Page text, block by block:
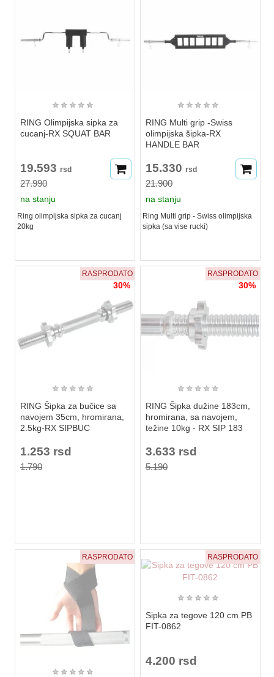
★ ★ ★ ★ ★
RING Olimpijska sipka za
cucanj-RX SQUAT BAR
19.593 rsd
27.990
na stanju
Ring olimpijska sipka za cucanj
20kg
★ ★ ★ ★ ★
RING Multi grip -Swiss
olimpijska šipka-RX
HANDLE BAR
15.330 rsd
21.900
na stanju
Ring Multi grip - Swiss olimpijska
sipka (sa vise rucki)
RASPRODATO
30%
★ ★ ★ ★ ★
RING Šipka za bučice sa
navojem 35cm, hromirana,
2.5kg-RX SIPBUC
1.253 rsd
1.790
RASPRODATO
30%
★ ★ ★ ★ ★
RING Šipka dužine 183cm,
hromirana, sa navojem,
težine 10kg - RX SIP 183
3.633 rsd
5.190
RASPRODATO
★ ★ ★ ★ ★
RASPRODATO
★ ★ ★ ★ ★
Sipka za tegove 120 cm PB
FIT-0862
4.200 rsd